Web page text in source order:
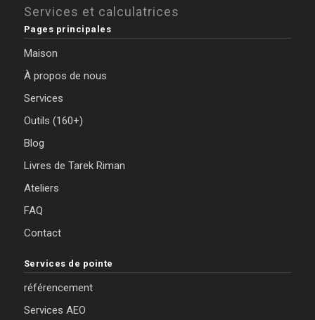
Services et calculatrices
Pages principales
Maison
À propos de nous
Services
Outils (160+)
Blog
Livres de Tarek Riman
Ateliers
FAQ
Contact
Services de pointe
référencement
Services AEO